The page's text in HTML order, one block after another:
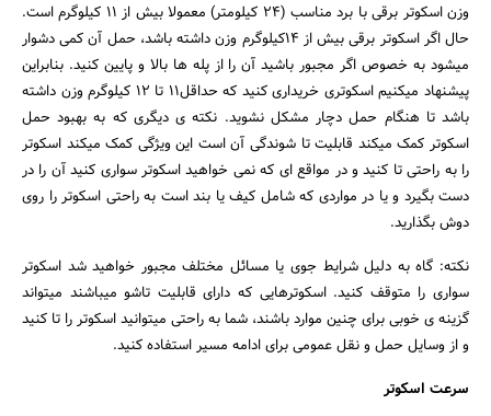
وزن اسکوتر برقی با برد مناسب (۲۴ کیلومتر) معمولا بیش از ۱۱ کیلوگرم است.
حال اگر اسکوتر برقی بیش از ۱۴کیلوگرم وزن داشته باشد، حمل آن کمی دشوار
میشود به خصوص اگر مجبور باشید آن را از پله ها بالا و پایین کنید. بنابراین
پیشنهاد میکنیم اسکوتری خریداری کنید که حداقل۱۱ تا ۱۲ کیلوگرم وزن داشته
باشد تا هنگام حمل دچار مشکل نشوید. نکته ی دیگری که به بهبود حمل
اسکوتر کمک میکند قابلیت تا شوندگی آن است این ویژگی کمک میکند اسکوتر
را به راحتی تا کنید و در مواقع ای که نمی خواهید اسکوتر سواری کنید آن را در
دست بگیرد و یا در مواردی که شامل کیف یا بند است به راحتی اسکوتر را روی
دوش بگذارید.
نکته: گاه به دلیل شرایط جوی یا مسائل مختلف مجبور خواهید شد اسکوتر
سواری را متوقف کنید. اسکوترهایی که دارای قابلیت تاشو میباشند میتواند
گزینه ی خوبی برای چنین موارد باشند، شما به راحتی میتوانید اسکوتر را تا کنید
و از وسایل حمل و نقل عمومی برای ادامه مسیر استفاده کنید.
سرعت اسکوتر